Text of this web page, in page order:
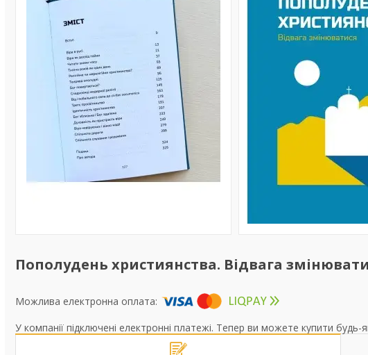
Пополудень християнства. Відвага
У компанії підключені електронні платежі. Тепер ви можете купити